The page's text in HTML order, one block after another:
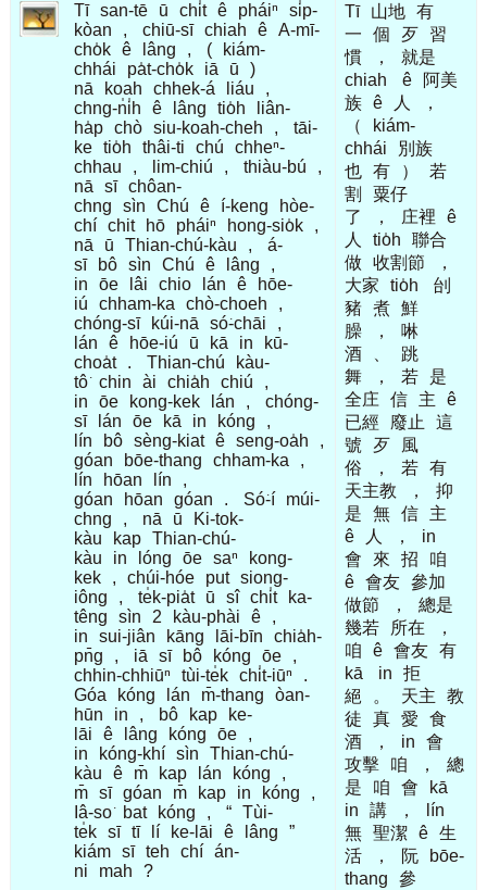
Tī san-tē ū chi̍t ê pháiⁿ
si̍p-
kòan
, chiū-sī chiah ê A-mī-
cho̍k ê lâng , (
kiám-
chhái
pa̍t-cho̍k iā ū
)
nā
koah chhek-á liáu
,
chng-n̍i̍h
ê lâng tio̍h
liân-
ha̍p chò siu-koah-cheh ,
tāi-
ke tio̍h thâi-ti chú
chheⁿ-
chhau
, lim-chiú , thiàu-bú
,
nā
sī chôan-
chng
sìn Chú ê í-keng
hòe-
chí chit hō pháiⁿ hong-sio̍k
,
nā
ū Thian-chú-kàu ,
á-
sī
bô sìn Chú ê lâng
,
in
ōe lâi chio lán ê
hōe-
iú
chham-ka chò-choeh
,
chóng-sī
kúi-nā só͘-chāi
,
lán
ê hōe-iú ū kā in
kū-
choa̍t
. Thian-chú
kàu-
tô͘ chin ài chia̍h chiú
,
in
ōe kong-kek lán ,
chóng-
sī
lán ōe kā in kóng
,
lín
bô sèng-kiat ê seng-oa̍h
,
góan
bōe-thang chham-ka
,
lín
hōan lín
,
góan
hōan góan . Só͘-í
múi-
chng
, nā ū
Ki-tok-
kàu
kap Thian-chú-
kàu
in lóng ōe saⁿ
kong-
kek
, chúi-hóe put siong-
iông
, te̍k-pia̍t ū sî chi̍t
ka-
têng
sìn 2 kàu-phài ê
,
in
sui-jiân kāng lāi-bīn
chia̍h-
pn̄g
, iā sī bô kóng ōe
,
chhin-chhiūⁿ
tùi-te̍k chi̍t-iūⁿ
.
Góa
kóng lán m̄-thang
òan-
hūn
in , bô kap
ke-
lāi
ê lâng kóng ōe
,
in
kóng-khí sìn
Thian-chú-
kàu
ê m̄ kap lán kóng
,
m̄ sī góan m̄ kap in kóng
,
Iâ-so͘
bat kóng , “ Tùi-
te̍k sī tī lí ke-lāi ê lâng
”
kiám sī teh chí án-
ni
mah ?
Tī 山地 有
一
個 歹
習
慣
，
就是
chiah
ê
阿美
族 ê 人
，
（
kiám-
chhái
別族
也 有 ）
若
割
粟仔
了
， 庄裡
ê
人
tio̍h
聯合
做 收割節
，
大家
tio̍h
刣
豬 煮 鮮
臊
，
啉
酒
跳
舞
， 若
是
全庄
信 主
ê
已經
廢止
這
號
歹
風
俗
， 若 有
天主教
，
抑
是
無 信
主
ê
人 ，
in
會
來 招
咱
ê 會友 參加
做節
，
總是
幾若
所在
，
咱
ê 會友 有
kā
in
拒
絕
。 天主
教
徒
真 愛
食
酒
， in
會
攻擊
咱 ，
總
是
咱 會
kā
in
講 ，
lín
無 聖潔 ê 生
活
， 阮
bōe-
thang
參